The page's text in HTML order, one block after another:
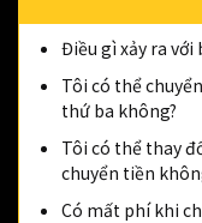
Điều gì xảy ra với
Tôi có thể
thứ ba không?
Tôi có thể thay
chuyển tiền
Có mất phí khi